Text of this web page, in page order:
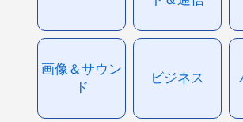
画像＆サウン
ド
ビジネス